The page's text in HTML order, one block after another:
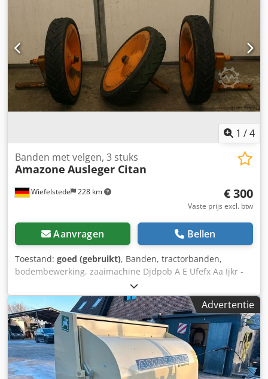
1 /4
Wiefelstede 228 km
Banden met velgen, 3 stuks
Amazone Ausleger Citan
€ 300
Vaste prijs excl. btw
Aanvragen Bellen
Toestand: goed (gebruikt), Banden, tractorbanden,
bodembewerking, zaaimachine Djdpob A E Ufefx Aa Ijkr -
Aantal: 3x banden van een Amazone zaaimachine -
Bandenmaat -Naaf: Ø 40 mm -Afmeting: Ø 750 mm -
Totaalprijs: voor 3 banden -Gewicht: 51 kg/stukAdvertentie